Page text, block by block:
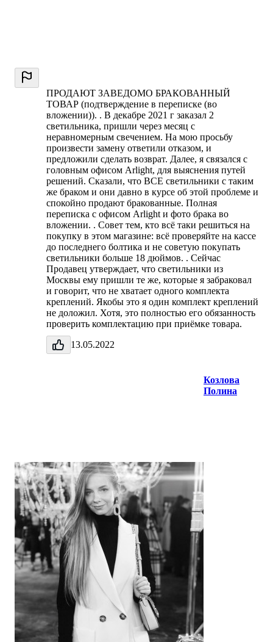
ПРОДАЮТ ЗАВЕДОМО БРАКОВАННЫЙ
ТОВАР (подтверждение в переписке (во
вложении)). . В декабре 2021 г заказал 2
светильника, пришли через месяц с
неравномерным свечением. На мою просьбу
произвести замену ответили отказом, и
предложили сделать возврат. Далее, я связался с
головным офисом Arlight, для выяснения путей
решений. Сказали, что ВСЕ светильники с таким
же браком и они давно в курсе об этой проблеме и
спокойно продают бракованные. Полная
переписка с офисом Arlight и фото брака во
вложении. . Совет тем, кто всё таки решиться на
покупку в этом магазине: всё проверяйте на кассе
до последнего болтика и не советую покупать
светильники больше 18 дюймов. . Сейчас
Продавец утверждает, что светильники из
Москвы ему пришли те же, которые я забраковал
и говорит, что не хватает одного комплекта
креплений. Якобы это я один комплект креплений
не доложил. Хотя, это полностью его обязанность
проверить комплектацию при приёмке товара.
13.05.2022
Козлова
Полина